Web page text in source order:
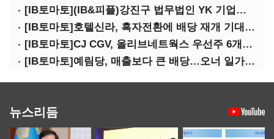
[IB토마토](IB&피플)강진구 법무법인 YK 기업거버넌스센터 센터장
[IB토마토]호텔신라, 흑자전환에 배당 재개 기대감…삼성생명도 웃을까
[IB토마토]CJ CGV, 올리브네트웍스 우선주 6개월 만에 상환…왜?
[IB토마토]예림당, 매출보다 큰 배당…오너 일가에 절반 간다
뉴스리듬